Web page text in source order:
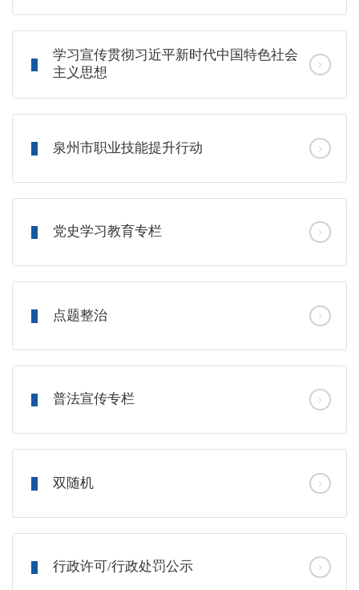
学习宣传贯彻习近平新时代中国特色社会
主义思想
泉州市职业技能提升行动
党史学习教育专栏
点题整治
普法宣传专栏
双随机
行政许可/行政处罚公示